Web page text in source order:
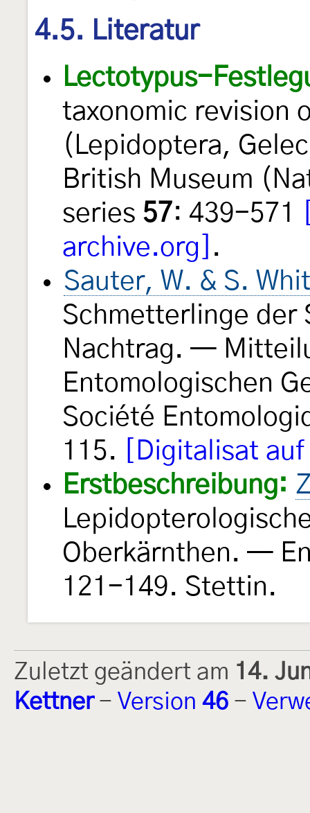
4.5. Literatur
Lectotypus-
taxonomic revision
(Lepidoptera,
British Museum
series 57: 439-571
archive.org]
.
Sauter, W. & S.
Schmetterlinge der
Nachtrag. —
Entomologischen
Société
115.
[Digitalisat
Erstbeschreibung:
Oberkärnthen. —
121-149. Stettin.
Zuletzt geändert am 14.
Kettner- Version 46 -